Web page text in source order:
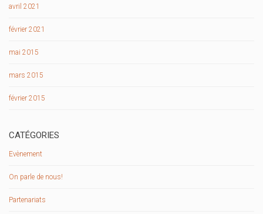
avril 2021
février 2021
mai 2015
mars 2015
février 2015
CATÉGORIES
Evènement
On parle de nous!
Partenariats